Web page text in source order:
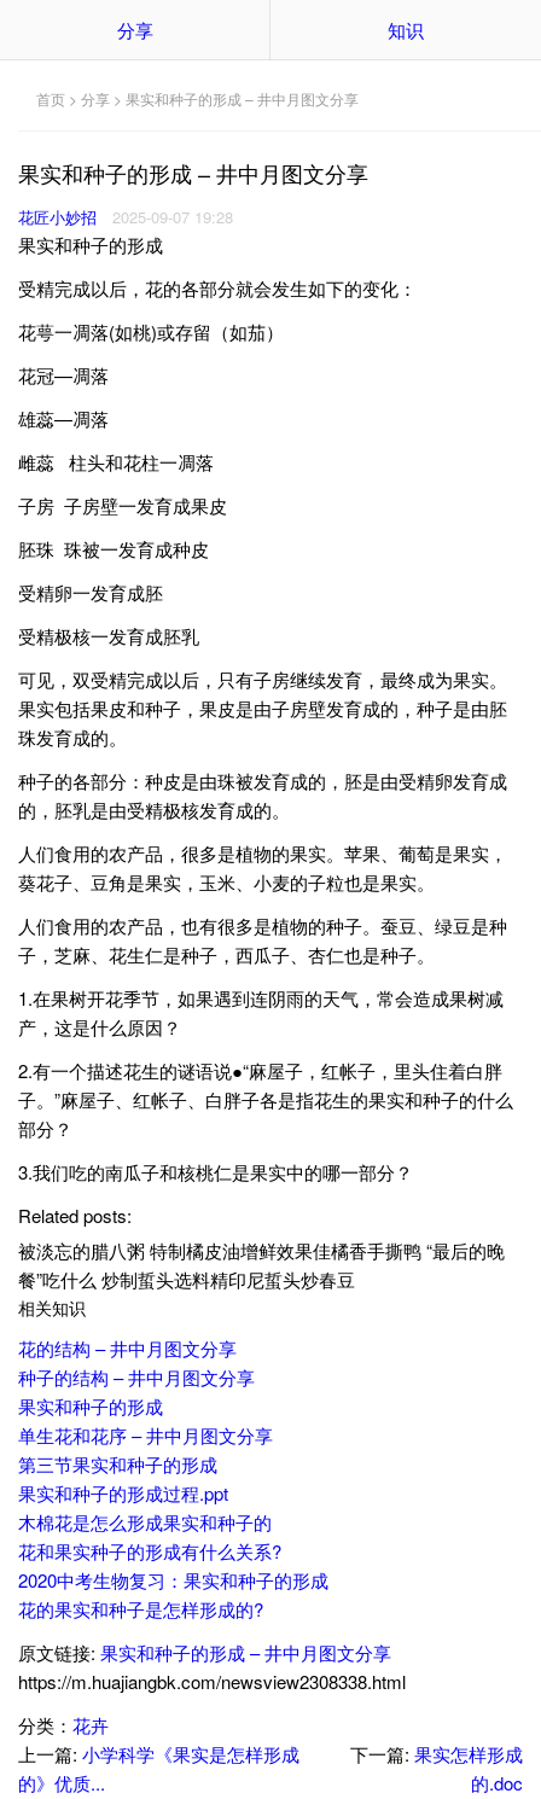
分享 知识
首页 > 分享 > 果实和种子的形成 – 井中月图文分享
果实和种子的形成 – 井中月图文分享
花匠小妙招 2025-09-07 19:28
果实和种子的形成
受精完成以后，花的各部分就会发生如下的变化：
花萼一凋落(如桃)或存留（如茄）
花冠—凋落
雄蕊—凋落
雌蕊 柱头和花柱一凋落
子房 子房壁一发育成果皮
胚珠 珠被一发育成种皮
受精卵一发育成胚
受精极核一发育成胚乳
可见，双受精完成以后，只有子房继续发育，最终成为果实。
果实包括果皮和种子，果皮是由子房壁发育成的，种子是由胚
珠发育成的。
种子的各部分：种皮是由珠被发育成的，胚是由受精卵发育成
的，胚乳是由受精极核发育成的。
人们食用的农产品，很多是植物的果实。苹果、葡萄是果实，
葵花子、豆角是果实，玉米、小麦的子粒也是果实。
人们食用的农产品，也有很多是植物的种子。蚕豆、绿豆是种
子，芝麻、花生仁是种子，西瓜子、杏仁也是种子。
1.在果树开花季节，如果遇到连阴雨的天气，常会造成果树减
产，这是什么原因？
2.有一个描述花生的谜语说●“麻屋子，红帐子，里头住着白胖
子。”麻屋子、红帐子、白胖子各是指花生的果实和种子的什么
部分？
3.我们吃的南瓜子和核桃仁是果实中的哪一部分？
Related posts:
被淡忘的腊八粥 特制橘皮油增鲜效果佳橘香手撕鸭 “最后的晚
餐”吃什么 炒制蜇头选料精印尼蜇头炒春豆
相关知识
花的结构 – 井中月图文分享
种子的结构 – 井中月图文分享
果实和种子的形成
单生花和花序 – 井中月图文分享
第三节果实和种子的形成
果实和种子的形成过程.ppt
木棉花是怎么形成果实和种子的
花和果实种子的形成有什么关系?
2020中考生物复习：果实和种子的形成
花的果实和种子是怎样形成的?
原文链接: 果实和种子的形成 – 井中月图文分享
https://m.huajiangbk.com/newsview2308338.html
分类： 花卉
上一篇: 小学科学《果实是怎样形成
的》优质...
下一篇: 果实怎样形成
的.doc